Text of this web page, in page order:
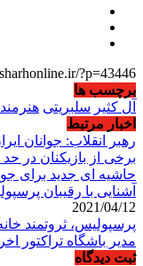
?p=43446
برچسب ها
آل کثیر سلبریتی هنرمند
اخبار مرتبط
رهبر انقلاب: جوانان
برخی از بازیکنان در حد
حاشیه ای جدید برای
آشنایی با رقیبان
2021/04/12
پرسپولیس، ثروتمند
مدیر باشگاه تراکتور
ثبت دیدگاه